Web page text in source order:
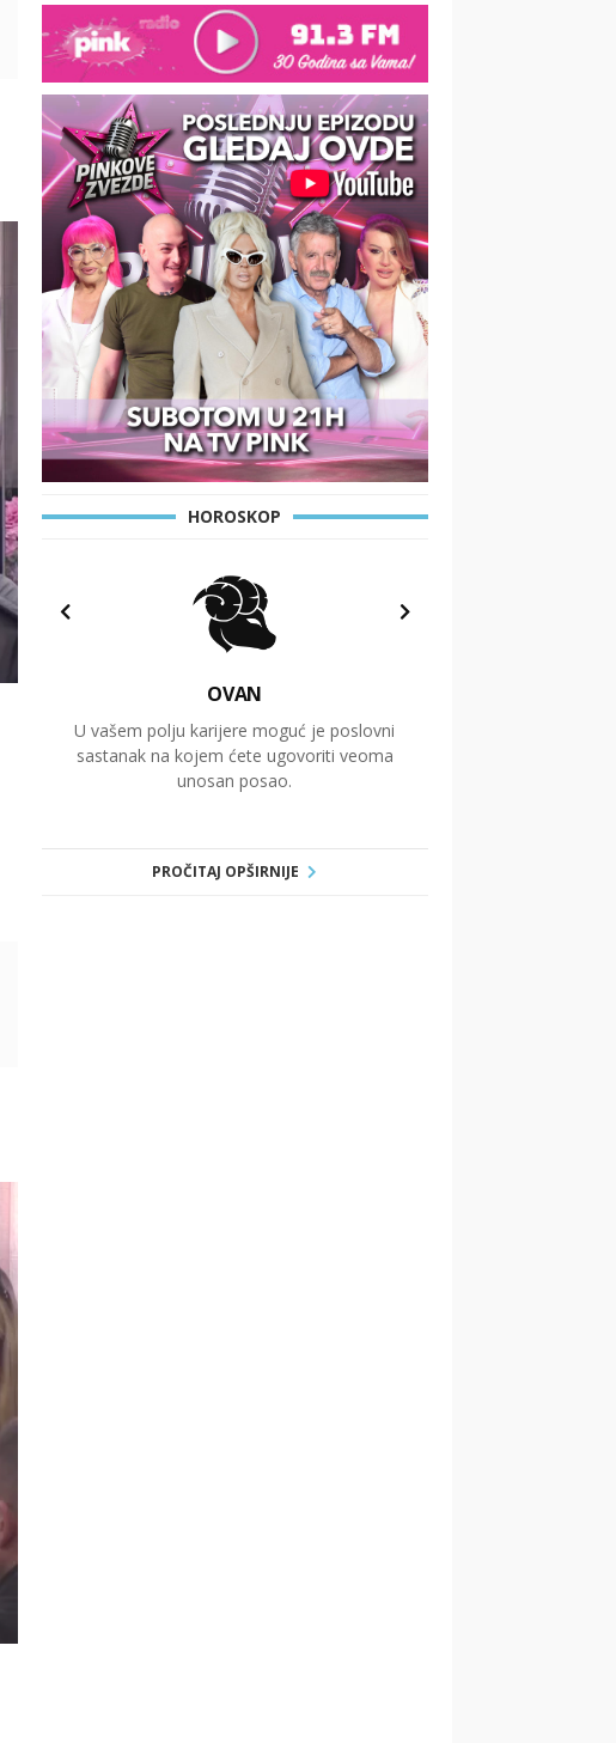
HOROSKOP
OVAN
U vašem polju karijere moguć je poslovni
sastanak na kojem ćete ugovoriti veoma
unosan posao.
PROČITAJ OPŠIRNIJE